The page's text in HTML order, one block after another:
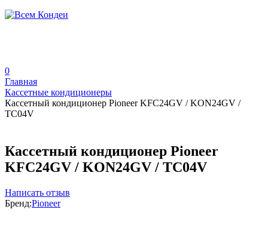
0
Главная
Кассетные кондиционеры
Кассетный кондиционер Pioneer KFC24GV / KON24GV /
TC04V
Кассетный кондиционер Pioneer
KFC24GV / KON24GV / TC04V
Написать отзыв
Бренд:Pioneer